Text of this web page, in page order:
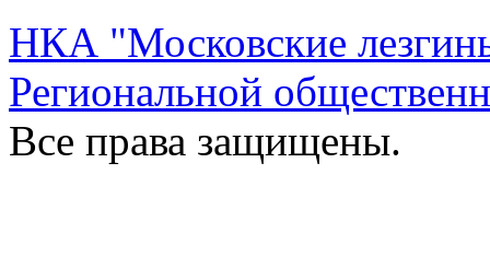
НКА "Московские
Региональной
Все права защищены.